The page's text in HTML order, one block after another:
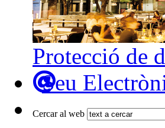
Protecció de
Seu
Cercar al web